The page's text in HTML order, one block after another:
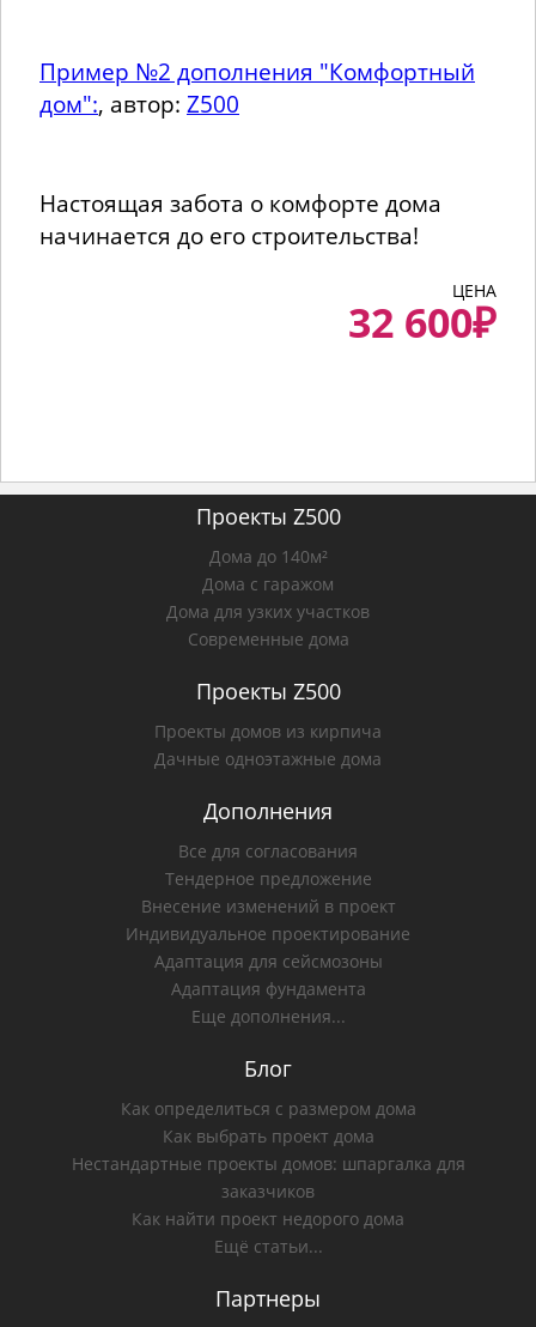
Пример №2 дополнения "Комфортный
дом":, автор: Z500
Настоящая забота о комфорте дома
начинается до его строительства!
ЦЕНА
32 600₽
Проекты Z500
Дома до 140м²
Дома с гаражом
Дома для узких участков
Современные дома
Проекты Z500
Проекты домов из кирпича
Дачные одноэтажные дома
Дополнения
Все для согласования
Тендерное предложение
Внесение изменений в проект
Индивидуальное проектирование
Адаптация для сейсмозоны
Адаптация фундамента
Еще дополнения...
Блог
Как определиться с размером дома
Как выбрать проект дома
Нестандартные проекты домов: шпаргалка для
заказчиков
Как найти проект недорого дома
Ещё статьи...
Партнеры